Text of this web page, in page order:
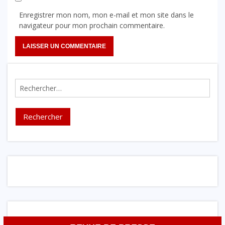
Enregistrer mon nom, mon e-mail et mon site dans le
navigateur pour mon prochain commentaire.
Rechercher :